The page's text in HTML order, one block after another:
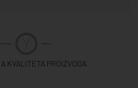
KVALITETA PROIZVODA